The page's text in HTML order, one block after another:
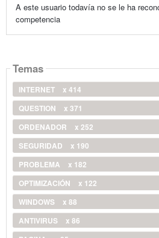
A este usuario todavía no se le ha
competencia
Temas
INTERNET
x 414
QUESTION
x 371
ORDENADOR
x 252
SEGURIDAD
x 190
PROBLEMA
x 182
OPTIMIZACIÓN
x 122
WINDOWS
x 88
ANTIVIRUS
x 86